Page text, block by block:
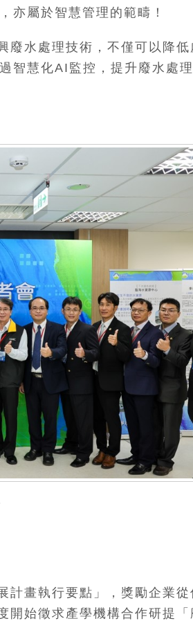
亦屬於智慧管理的範疇！
水處理技術，不僅可以降低
智慧化AI監控，提升廢水處
畫執行要點」，獎勵企業
始徵求產學機構合作研提「